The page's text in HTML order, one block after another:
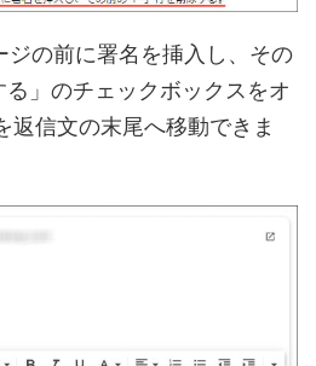
ジの前に署名を挿入し、その
」のチェックボックスをオ
返信文の末尾へ移動できま